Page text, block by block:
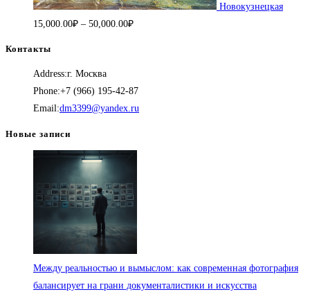
Новокузнецкая
15,000.00₽ – 50,000.00₽Диапазон
50,000.00₽
Контакты
Address:г. Москва
Phone:+7 (966) 195-42-87
Email:dm3399@yandex.ru
Новые записи
Между реальностью и вымыслом: как современная фотография
балансирует на грани документалистики и искусства